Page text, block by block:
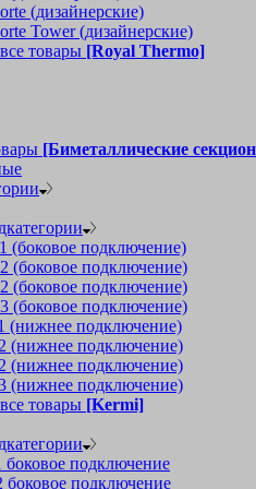
(дизайнерские)
Tower (дизайнерские)
товары [Royal Thermo]
[Биметаллические
(боковое подключение)
(боковое подключение)
(боковое подключение)
(боковое подключение)
(нижнее подключение)
(нижнее подключение)
(нижнее подключение)
(нижнее подключение)
товары [Kermi]
боковое подключение
боковое подключение